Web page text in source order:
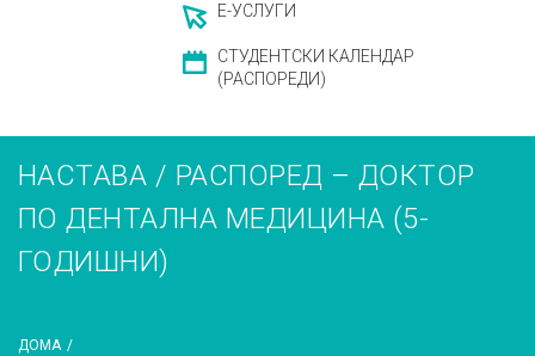
Е-УСЛУГИ
СТУДЕНТСКИ КАЛЕНДАР
(РАСПОРЕДИ)
НАСТАВА / РАСПОРЕД – ДОКТОР
ПО ДЕНТАЛНА МЕДИЦИНА (5-
ГОДИШНИ)
ДОМА /